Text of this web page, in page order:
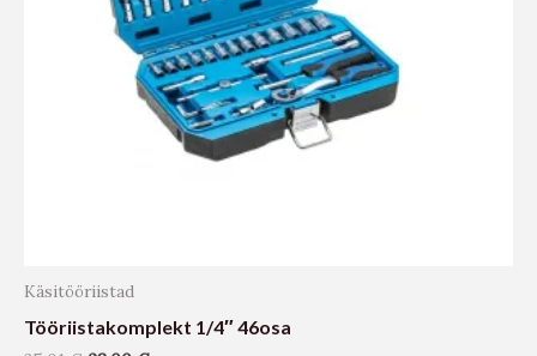
Käsitööriistad
Tööriistakomplekt 1/4″ 46osa